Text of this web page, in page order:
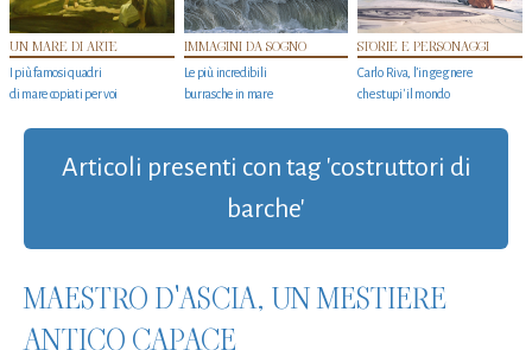
UN MARE DI ARTE
I più famosi quadri
di mare copiati per voi
IMMAGINI DA SOGNO
Le più incredibili
burrasche in mare
STORIE E PERSONAGGI
Carlo Riva, l’ingegnere
che stupi' il mondo
Articoli presenti con tag 'costruttori di
barche'
MAESTRO D'ASCIA, UN MESTIERE
ANTICO CAPACE